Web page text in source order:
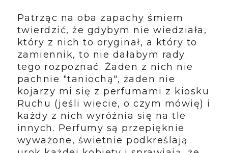
Patrząc na oba zapachy śmiem
twierdzić, że gdybym nie wiedziała,
który z nich to oryginał, a który to
zamiennik, to nie dałabym rady
tego rozpoznać. Żaden z nich nie
pachnie "taniochą", żaden nie
kojarzy mi się z perfumami z kiosku
Ruchu (jeśli wiecie, o czym mówię) i
każdy z nich wyróżnia się na tle
innych. Perfumy są przepięknie
wyważone, świetnie podkreślają